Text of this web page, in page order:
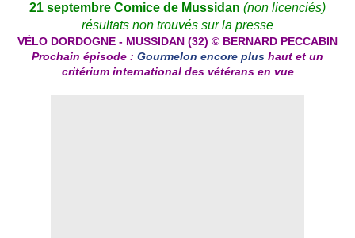
21 septembre Comice de Mussidan (non licenciés)
résultats non trouvés sur la presse
VÉLO DORDOGNE - MUSSIDAN (32) © BERNARD PECCABIN
Prochain épisode : Gourmelon encore plus haut et un
critérium international des vétérans en vue